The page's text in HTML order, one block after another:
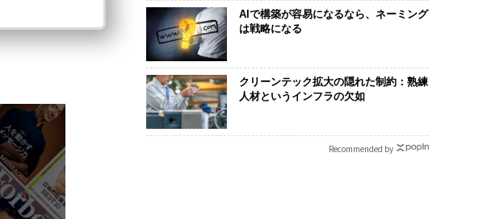
AIで構築が容易になるなら、ネーミング
は戦略になる
クリーンテック拡大の隠れた制約：熟練
人材というインフラの欠如
Recommended by